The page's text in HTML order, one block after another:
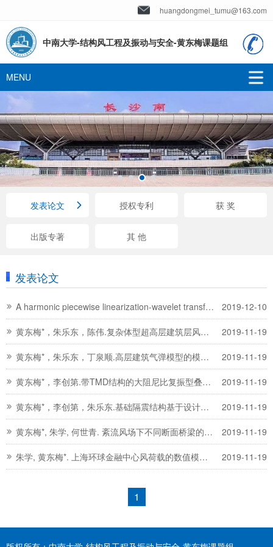
huangdongmei_tumu@163.com
中南大学-结构风工程及振动与安全-黄东梅课题组
发表论文 授权专利 获 奖
出版专著 其 他
发表论文
A harmonic piecewise linearization-wavelet transforms method for identification of non-linear vibration “black box” systems: application in wind-induced vibration of a high-rise building 2019-12-10
黄东梅*，朱乐东，陈伟.复杂体型超高层建筑层风力功率谱函数研究[J].土木工程学报, 42(11), p.31-40, 2009（EI） 2019-11-19
黄东梅*，朱乐东，丁泉顺.高层建筑气弹模型的模态参数识别[J].振动工程学报, 21(3), p.291-297, 2008（EI） 2019-11-19
黄东梅*，李创第.带TMD结构的大阻尼比复振型叠加反应谱法[J]，哈尔滨工业大学学报, 41(12), p.281-285, 2009(CSCD) 2019-11-19
黄东梅*，李创第，朱乐东.基础隔震结构基于设计反应谱的地震作用取值[J]，西安建筑科技大学学报, 39(4), p.504-511, 2007（EI） 2019-11-19
黄东梅*, 朱学, 何世青. 紊流风场下不同断面桥梁的振动特征研究[R], 第十七届全国结构风工程学术会议, 2015.8, 武汉. 2019-11-19
朱学, 黄东梅*. 上海环球金融中心风荷载的数值模拟[R], 第三届全国结构风工程研究生论坛, 2015.8, 武汉. 2019-11-19
1